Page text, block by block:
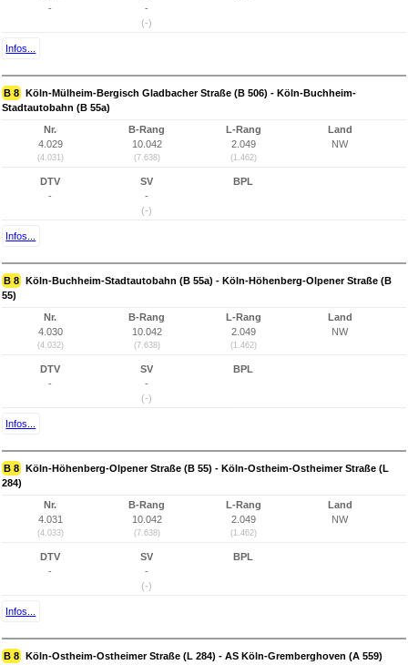
-
-
(-)
Infos...
B 8 Köln-Mülheim-Bergisch Gladbacher Straße (B 506) - Köln-Buchheim-
Stadtautobahn (B 55a)
Nr.
4.029
(4.031)
B-Rang
10.042
(7.638)
L-Rang
2.049
(1.462)
Land
NW
DTV
-
SV
-
(-)
BPL
Infos...
B 8 Köln-Buchheim-Stadtautobahn (B 55a) - Köln-Höhenberg-Olpener Straße (B
55)
Nr.
4.030
(4.032)
B-Rang
10.042
(7.638)
L-Rang
2.049
(1.462)
Land
NW
DTV
-
SV
-
(-)
BPL
Infos...
B 8 Köln-Höhenberg-Olpener Straße (B 55) - Köln-Ostheim-Ostheimer Straße (L
284)
Nr.
4.031
(4.033)
B-Rang
10.042
(7.638)
L-Rang
2.049
(1.462)
Land
NW
DTV
-
SV
-
(-)
BPL
Infos...
B 8 Köln-Ostheim-Ostheimer Straße (L 284) - AS Köln-Gremberghoven (A 559)